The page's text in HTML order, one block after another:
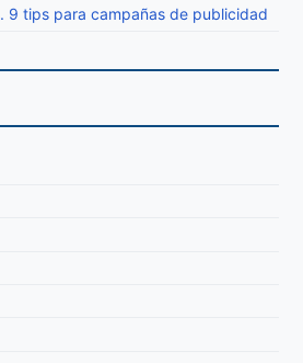
9 tips para campañas de publicidad